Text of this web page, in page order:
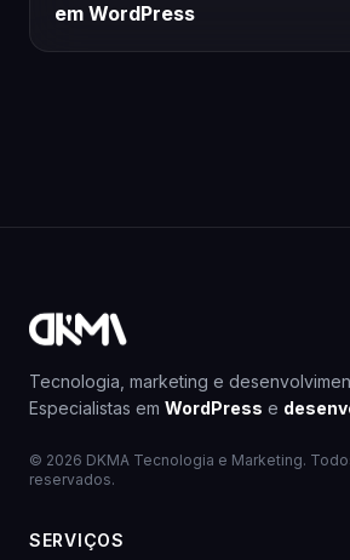
em WordPress
Tecnologia, marketing e
Especialistas em WordPress e
© 2026 DKMA Tecnologia e Marketing.
reservados.
SERVIÇOS